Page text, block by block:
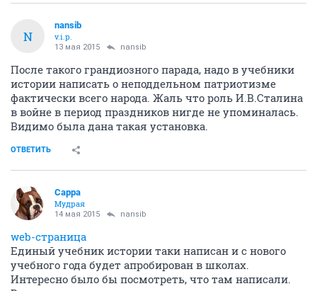
N
nansib
v.i.p.
13 мая 2015 nansib
После такого грандиозного парада, надо в учебники
истории написать о неподдельном патриотизме
фактически всего народа. Жаль что роль И.В.Сталина
в войне в период праздников нигде не упоминалась.
Видимо была дана такая установка.
ОТВЕТИТЬ
Сарра
Мудрая
14 мая 2015 nansib
web-страница
Единый учебник истории таки написан и с нового
учебного года будет апробирован в школах.
Интересно было бы посмотреть, что там написали.